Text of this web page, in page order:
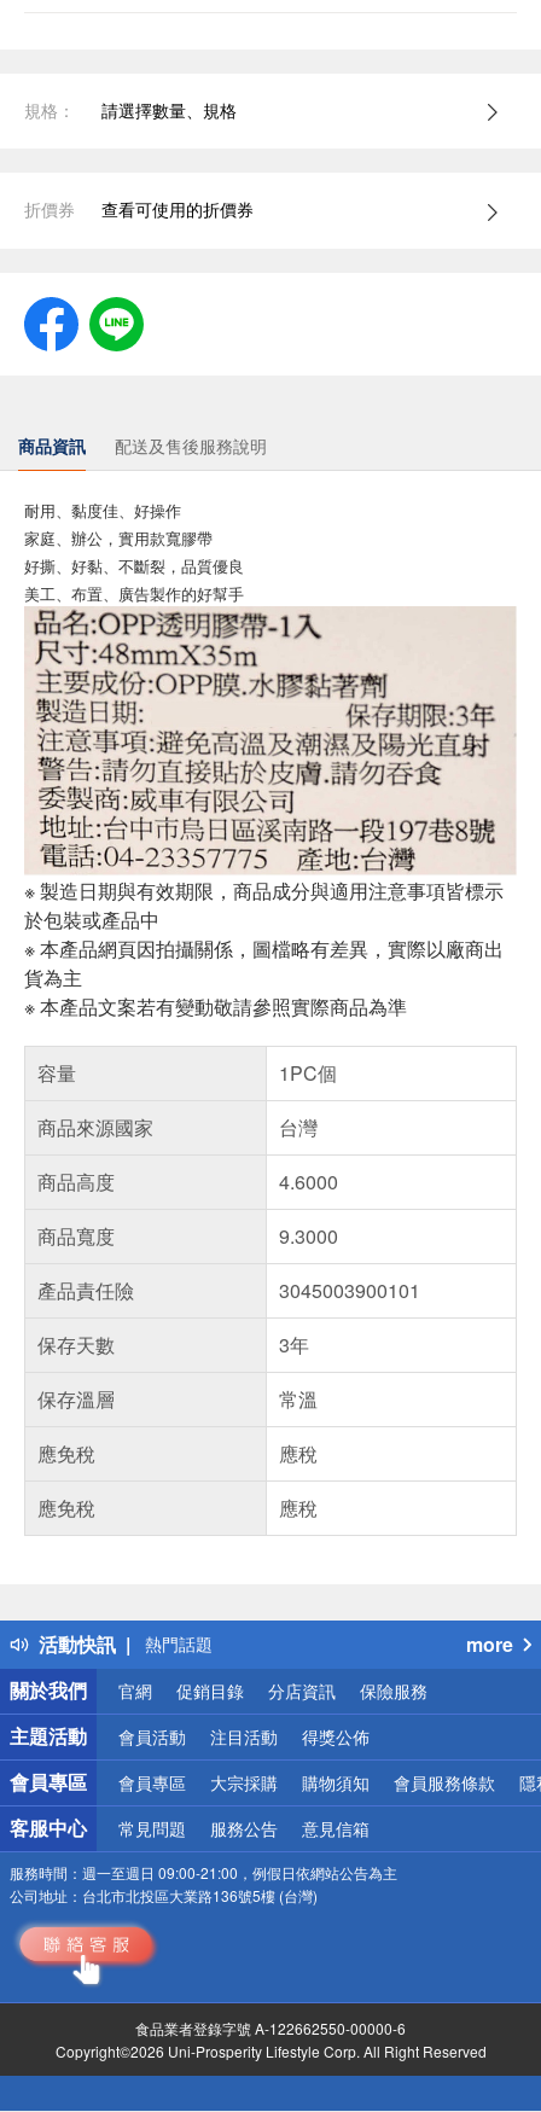
規格： 請選擇數量、規格
折價券 查看可使用的折價券
商品資訊 配送及售後服務說明
耐用、黏度佳、好操作
家庭、辦公，實用款寬膠帶
好撕、好黏、不斷裂，品質優良
美工、布置、廣告製作的好幫手
※ 製造日期與有效期限，商品成分與適用注意事項皆標示
於包裝或產品中
※ 本產品網頁因拍攝關係，圖檔略有差異，實際以廠商出
貨為主
※ 本產品文案若有變動敬請參照實際商品為準
容量
1PC個
商品來源國家
台灣
商品高度
4.6000
商品寬度
9.3000
產品責任險
3045003900101
保存天數
3年
保存溫層
常溫
應免稅
應稅
應免稅
應稅
活動快訊
得獎公告
熱門話題
銀行優惠
偏遠地區配送
詐騙網頁！請小心！
more
關於我們
官網 促銷目錄 分店資訊 保險服務
主題活動 會員活動 注目活動 得獎公佈
會員專區 會員專區 大宗採購 購物須知 會員服務條款 隱
客服中心 常見問題 服務公告 意見信箱
服務時間： 週一至週日 09:00-21:00，例假日依網站公告為主
公司地址： 台北市北投區大業路136號5樓 (台灣)
食品業者登錄字號 A-122662550-00000-6
Copyright©2026 Uni-Prosperity Lifestyle Corp. All Right Reserved